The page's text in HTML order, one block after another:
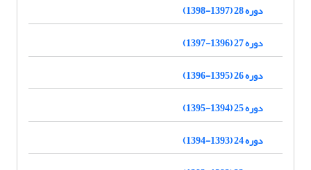
دوره 28 (1397-1398)
دوره 27 (1396-1397)
دوره 26 (1395-1396)
دوره 25 (1394-1395)
دوره 24 (1393-1394)